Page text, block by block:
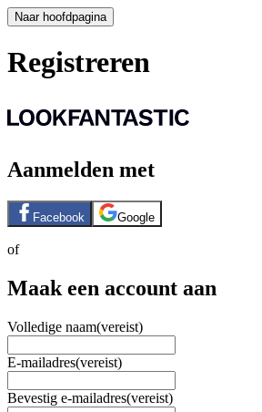
Naar hoofdpagina
Registreren
Aanmelden met
Facebook Google
of
Maak een account aan
Volledige naam(vereist)
E-mailadres(vereist)
Bevestig e-mailadres(vereist)